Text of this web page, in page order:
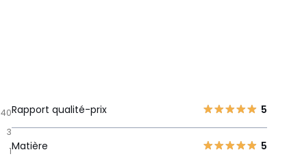
1
3
40Rapport qualité-prix 5
Matière 5